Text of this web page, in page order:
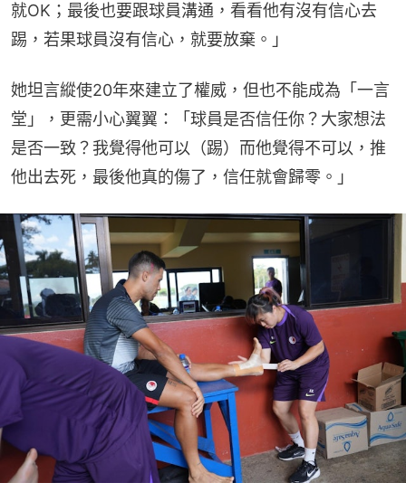
就OK；最後也要跟球員溝通，看看他有沒有信心去
踢，若果球員沒有信心，就要放棄。」
她坦言縱使20年來建立了權威，但也不能成為「一言
堂」，更需小心翼翼：「球員是否信任你？大家想法
是否一致？我覺得他可以（踢）而他覺得不可以，推
他出去死，最後他真的傷了，信任就會歸零。」